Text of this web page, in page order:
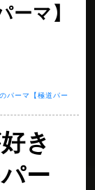
ーマ】
パーマ【極道パー
き
ー